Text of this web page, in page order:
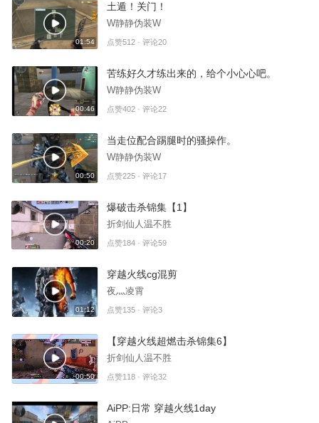
01:54
土遁！关门！
W静静伪装W
点赞512 · 评论20
00:46
苦练好久才练出来的，给个小心心吧。
W静静伪装W
点赞402 · 评论22
00:50
当走位配合踢腿时的骚操作。
W静静伪装W
点赞225 · 评论17
00:20
爆破击杀锦集【1】
折剑仙人温不胜
点赞184 · 评论59
01:12
穿越火线cg混剪
夜灬凌霄
点赞135 · 评论3
00:50
【穿越火线超燃击杀锦集6】
折剑仙人温不胜
点赞118 · 评论32
AiPP:日常 穿越火线1day